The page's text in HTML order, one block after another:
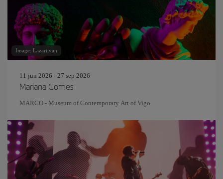
Image: Lazartivan
11 jun 2026 - 27 sep 2026
Mariana Gomes
MARCO - Museum of Contemporary Art of Vigo